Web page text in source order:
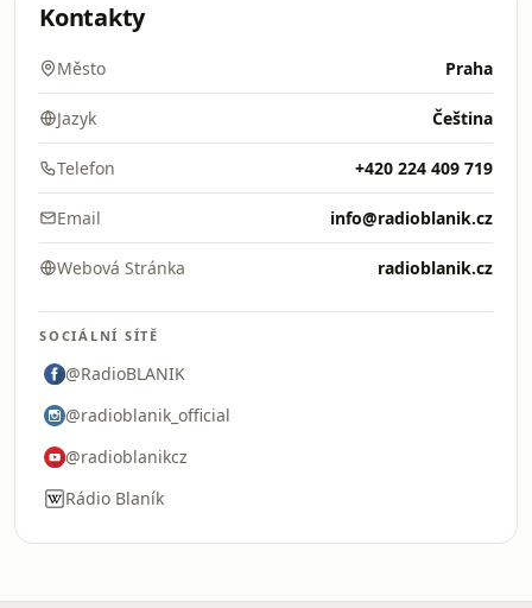
Kontakty
Město Praha
Jazyk Čeština
Telefon +420 224 409 719
Email info@radioblanik.cz
Webová Stránka radioblanik.cz
SOCIÁLNÍ SÍTĚ
@RadioBLANIK
@radioblanik_official
@radioblanikcz
Rádio Blaník